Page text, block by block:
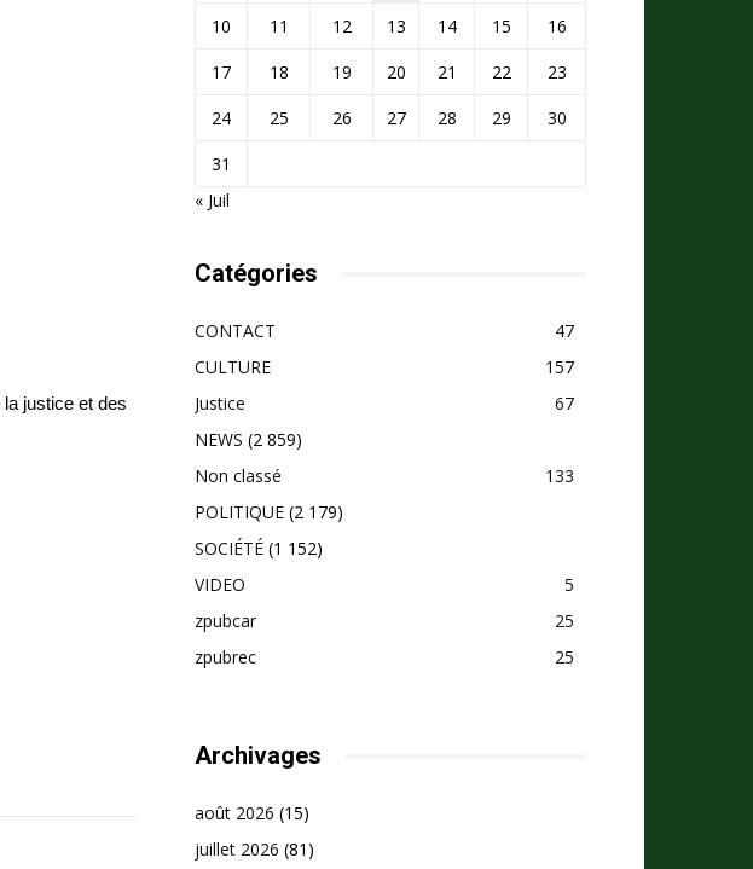
justice et des
10
11 12 13 14 15
16
17
18 19 20 21 22
23
24
25 26 27 28 29
30
31
« Juil
Catégories
CONTACT
47
CULTURE
157
Justice
67
NEWS (2 859)
Non classé
133
POLITIQUE (2 179)
SOCIÉTÉ (1 152)
VIDEO
5
zpubcar
25
zpubrec
25
Archivages
août 2026 (15)
juillet 2026 (81)